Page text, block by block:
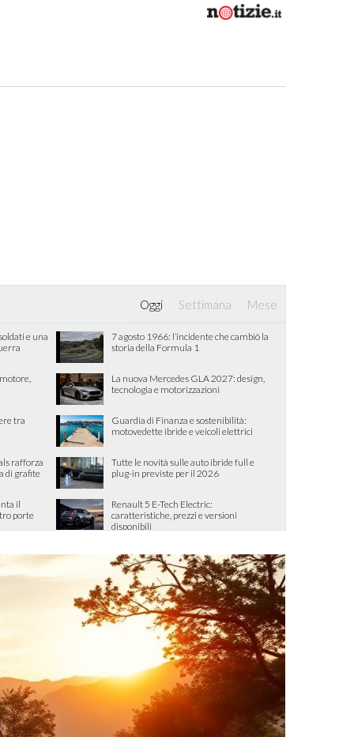
Oggi Settimana Mese
e una
7 agosto 1966: l’incidente che cambiò la
storia della Formula 1
La nuova Mercedes GLA 2027: design,
tecnologia e motorizzazioni
tra
Guardia di Finanza e sostenibilità:
motovedette ibride e veicoli elettrici
rafforza
di grafite
Tutte le novità sulle auto ibride full e
plug-in previste per il 2026
il
porte
Renault 5 E-Tech Electric:
caratteristiche, prezzi e versioni
disponibili